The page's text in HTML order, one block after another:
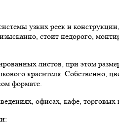
узких реек и
стоит недорого,
листов, при этом
красителя. Собственно,
формате.
офисах, кафе, торговых